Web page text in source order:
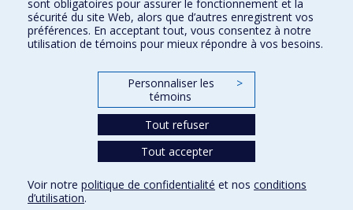
Plan du site
Accessibilité
Accès au portail sécurisé du Secrétariat général
Recherche dans le vade-mecum
Terms of use
sont obligatoires pour assurer le fonctionnement et la
sécurité du site Web, alors que d’autres enregistrent vos
préférences. En acceptant tout, vous consentez à notre
utilisation de témoins pour mieux répondre à vos besoins.
Personnaliser les
témoins
>
Tout refuser
Tout accepter
Voir notre politique de confidentialité et nos conditions
d’utilisation.